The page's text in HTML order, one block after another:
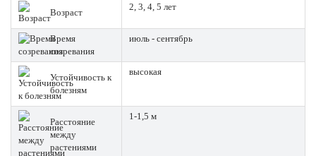
Возраст
2, 3, 4, 5 лет
Время
созревания
июль - сентябрь
Устойчивость к
болезням
высокая
Расстояние
между
растениями
1-1,5 м